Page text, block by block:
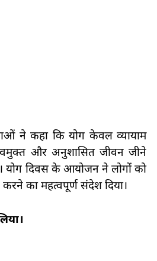
ने कहा कि योग केवल व्यायाम
और अनुशासित जीवन जीने
योग दिवस के आयोजन ने लोगों को
का महत्वपूर्ण संदेश दिया।